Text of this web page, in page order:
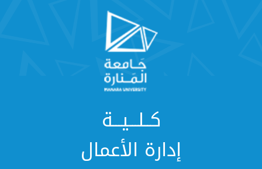
كــلـــيـــة
إدارة الأعمال